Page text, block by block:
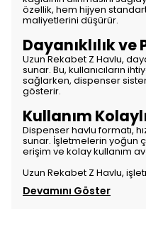
özellik, hem hijyen
maliyetlerini düşürür.
Dayanıklılık
Uzun Rekabet Z Havlu,
sunar. Bu, kullanıcıların
sağlarken, dispenser
gösterir.
Kullanım
Dispenser havlu formatı,
sunar. İşletmelerin yoğun
erişim ve kolay kullanım
Uzun Rekabet Z Havlu,
Devamını Göster